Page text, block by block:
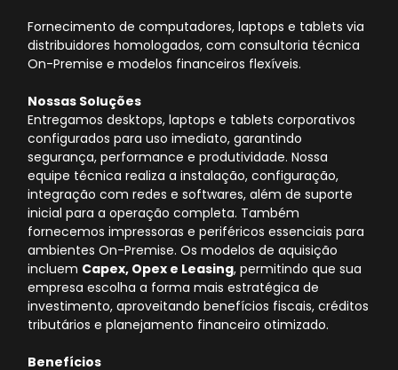
Fornecimento de computadores, laptops e tablets via
distribuidores homologados, com consultoria técnica
On-Premise e modelos financeiros flexíveis.
Nossas Soluções
Entregamos desktops, laptops e tablets corporativos
configurados para uso imediato, garantindo
segurança, performance e produtividade. Nossa
equipe técnica realiza a instalação, configuração,
integração com redes e softwares, além de suporte
inicial para a operação completa. Também
fornecemos impressoras e periféricos essenciais para
ambientes On-Premise. Os modelos de aquisição
incluem Capex, Opex e Leasing, permitindo que sua
empresa escolha a forma mais estratégica de
investimento, aproveitando benefícios fiscais, créditos
tributários e planejamento financeiro otimizado.
Benefícios